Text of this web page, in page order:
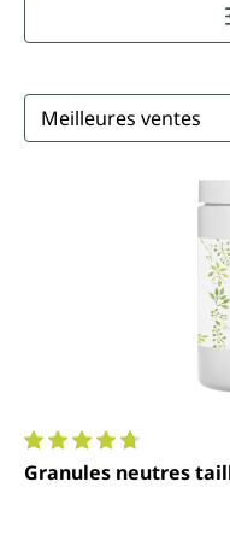
Note moyenne de 4.8
Granules neutres